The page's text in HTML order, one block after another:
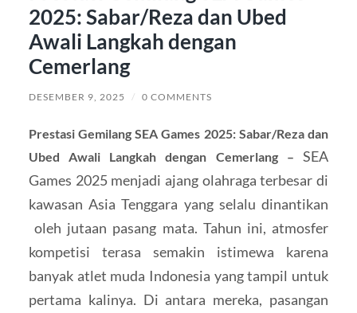
2025: Sabar/Reza dan Ubed
Awali Langkah dengan
Cemerlang
DESEMBER 9, 2025 / 0 COMMENTS
Prestasi Gemilang SEA Games 2025: Sabar/Reza dan
Ubed Awali Langkah dengan Cemerlang –SEA
Games 2025 menjadi ajang olahraga terbesar di
kawasan Asia Tenggara yang selalu dinantikan
oleh jutaan pasang mata. Tahun ini, atmosfer
kompetisi terasa semakin istimewa karena
banyak atlet muda Indonesia yang tampil untuk
pertama kalinya. Di antara mereka, pasangan